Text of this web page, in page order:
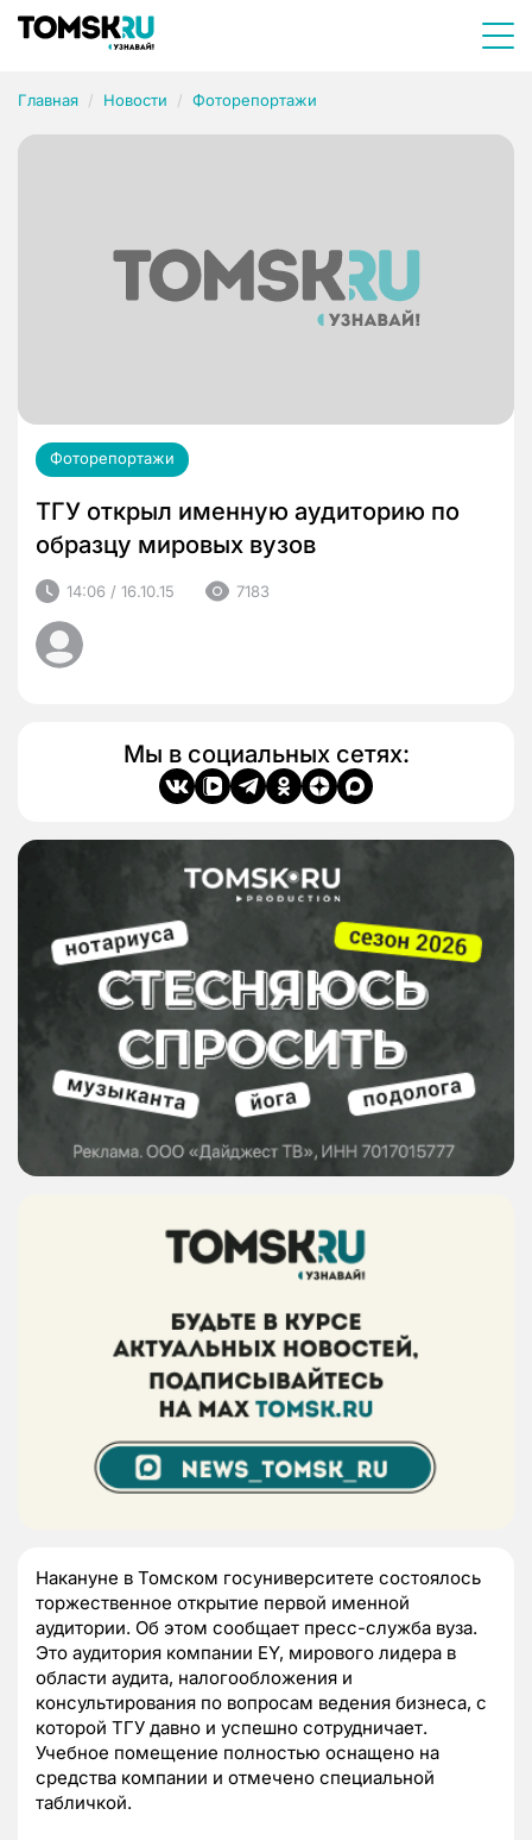
Главная Новости Фоторепортажи
Фоторепортажи
ТГУ открыл именную аудиторию по
образцу мировых вузов
14:06 / 16.10.15 7183
Мы в социальных сетях:
Накануне в Томском госуниверситете состоялось
торжественное открытие первой именной
аудитории. Об этом сообщает пресс-служба вуза.
Это аудитория компании EY, мирового лидера в
области аудита, налогообложения и
консультирования по вопросам ведения бизнеса, с
которой ТГУ давно и успешно сотрудничает.
Учебное помещение полностью оснащено на
средства компании и отмечено специальной
табличкой.